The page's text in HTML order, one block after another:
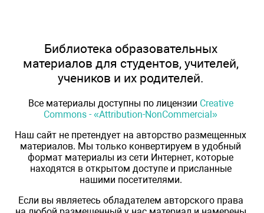
Библиотека образовательных
материалов для студентов, учителей,
учеников и их родителей.
Все материалы доступны по лицензии Creative
Commons - «Attribution-NonCommercial»
Наш сайт не претендует на авторство размещенных
материалов. Мы только конвертируем в удобный
формат материалы из сети Интернет, которые
находятся в открытом доступе и присланные
нашими посетителями.
Если вы являетесь обладателем авторского права